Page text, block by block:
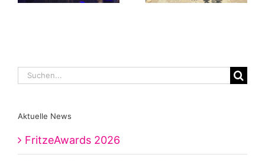
Suche
Aktuelle News
FritzeAwards 2026